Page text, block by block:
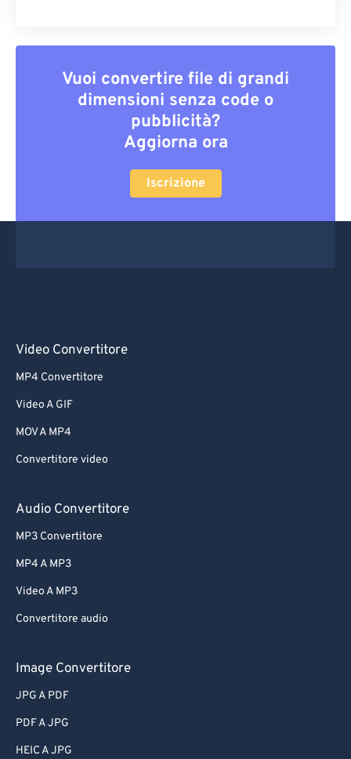
Vuoi convertire file di grandi
dimensioni senza code o
pubblicità?
Aggiorna ora
Iscrizione
Video Convertitore
MP4 Convertitore
Video A GIF
MOV A MP4
Convertitore video
Audio Convertitore
MP3 Convertitore
MP4 A MP3
Video A MP3
Convertitore audio
Image Convertitore
JPG A PDF
PDF A JPG
HEIC A JPG